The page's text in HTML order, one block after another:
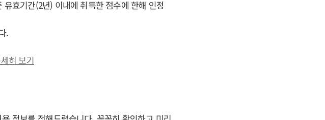
효기간(2년) 이내에 취득한 점수에 한해 인정
.
히 보기